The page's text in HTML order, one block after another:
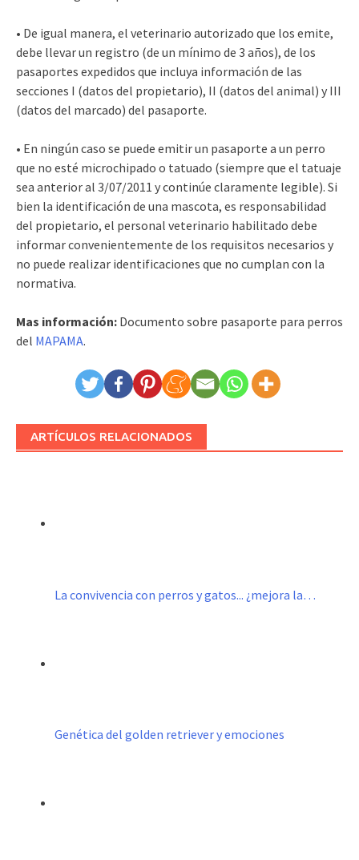
• De igual manera, el veterinario autorizado que los emite,
debe llevar un registro (de un mínimo de 3 años), de los
pasaportes expedidos que incluya información de las
secciones I (datos del propietario), II (datos del animal) y III
(datos del marcado) del pasaporte.
• En ningún caso se puede emitir un pasaporte a un perro
que no esté microchipado o tatuado (siempre que el tatuaje
sea anterior al 3/07/2011 y continúe claramente legible). Si
bien la identificación de una mascota, es responsabilidad
del propietario, el personal veterinario habilitado debe
informar convenientemente de los requisitos necesarios y
no puede realizar identificaciones que no cumplan con la
normativa.
Mas información: Documento sobre pasaporte para perros
del MAPAMA.
ARTÍCULOS RELACIONADOS
La convivencia con perros y gatos... ¿mejora la…
Genética del golden retriever y emociones